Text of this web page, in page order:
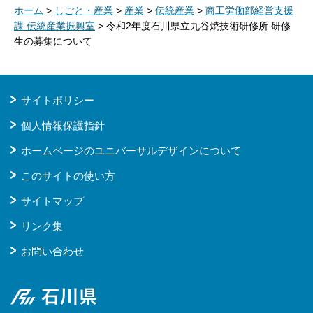
ホーム > しごと・産業 > 産業 > 伝統産業 > 商工労働部経営支援
課 伝統産業振興室 > 令和2年度石川県立九谷焼技術研修所 研修
生の募集について
サイトポリシー
個人情報保護指針
ホームページのユニバーサルデザインについて
このサイトの使い方
サイトマップ
リンク集
お問い合わせ
石川県